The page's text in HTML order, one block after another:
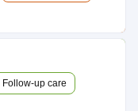
Follow-up care